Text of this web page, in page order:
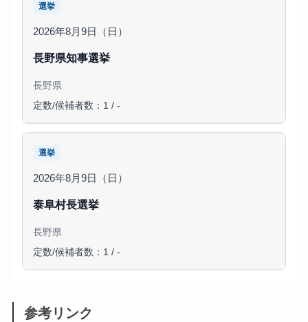
選挙
2026年8月9日（日）
長野県知事選挙
長野県
定数/候補者数：1 / -
選挙
2026年8月9日（日）
泰阜村長選挙
長野県
定数/候補者数：1 / -
参考リンク